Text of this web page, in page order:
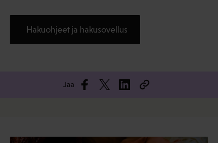
Hakuohjeet ja hakusovellus
Jaa